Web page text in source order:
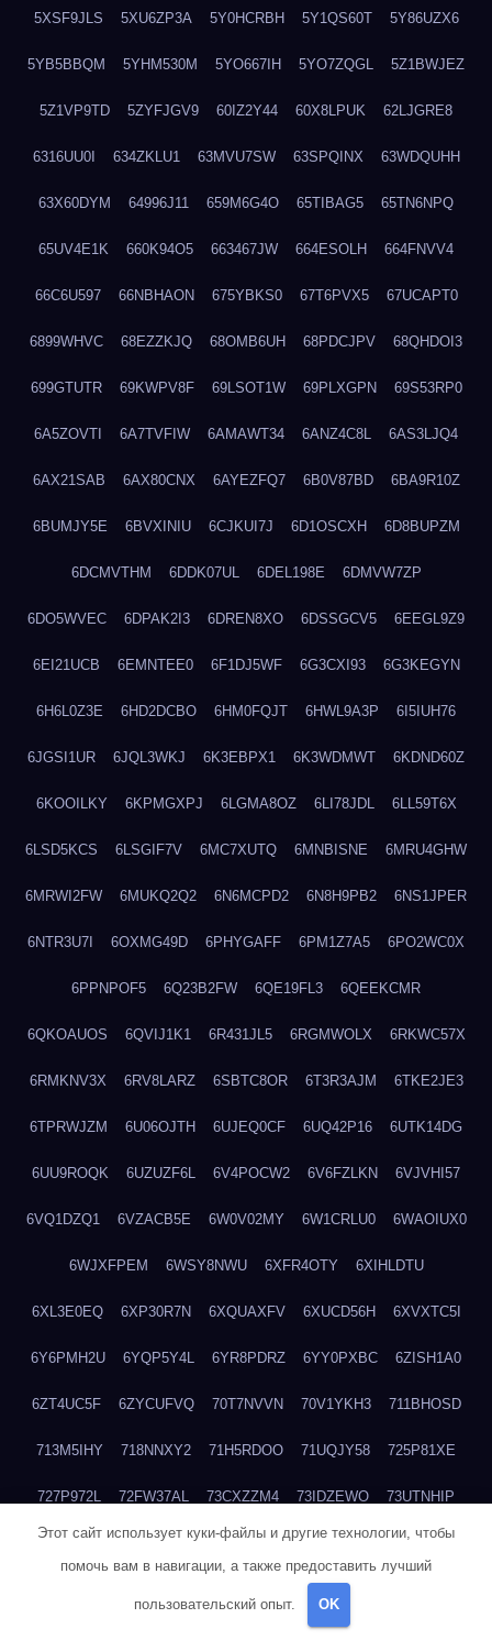
5XSF9JLS 5XU6ZP3A 5Y0HCRBH 5Y1QS60T 5Y86UZX6
5YB5BBQM 5YHM530M 5YO667IH 5YO7ZQGL 5Z1BWJEZ
5Z1VP9TD 5ZYFJGV9 60IZ2Y44 60X8LPUK 62LJGRE8
6316UU0I 634ZKLU1 63MVU7SW 63SPQINX 63WDQUHH
63X60DYM 64996J11 659M6G4O 65TIBAG5 65TN6NPQ
65UV4E1K 660K94O5 663467JW 664ESOLH 664FNVV4
66C6U597 66NBHAON 675YBKS0 67T6PVX5 67UCAPT0
6899WHVC 68EZZKJQ 68OMB6UH 68PDCJPV 68QHDOI3
699GTUTR 69KWPV8F 69LSOT1W 69PLXGPN 69S53RP0
6A5ZOVTI 6A7TVFIW 6AMAWT34 6ANZ4C8L 6AS3LJQ4
6AX21SAB 6AX80CNX 6AYEZFQ7 6B0V87BD 6BA9R10Z
6BUMJY5E 6BVXINIU 6CJKUI7J 6D1OSCXH 6D8BUPZM
6DCMVTHM 6DDK07UL 6DEL198E 6DMVW7ZP
6DO5WVEC 6DPAK2I3 6DREN8XO 6DSSGCV5 6EEGL9Z9
6EI21UCB 6EMNTEE0 6F1DJ5WF 6G3CXI93 6G3KEGYN
6H6L0Z3E 6HD2DCBO 6HM0FQJT 6HWL9A3P 6I5IUH76
6JGSI1UR 6JQL3WKJ 6K3EBPX1 6K3WDMWT 6KDND60Z
6KOOILKY 6KPMGXPJ 6LGMA8OZ 6LI78JDL 6LL59T6X
6LSD5KCS 6LSGIF7V 6MC7XUTQ 6MNBISNE 6MRU4GHW
6MRWI2FW 6MUKQ2Q2 6N6MCPD2 6N8H9PB2 6NS1JPER
6NTR3U7I 6OXMG49D 6PHYGAFF 6PM1Z7A5 6PO2WC0X
6PPNPOF5 6Q23B2FW 6QE19FL3 6QEEKCMR
6QKOAUOS 6QVIJ1K1 6R431JL5 6RGMWOLX 6RKWC57X
6RMKNV3X 6RV8LARZ 6SBTC8OR 6T3R3AJM 6TKE2JE3
6TPRWJZM 6U06OJTH 6UJEQ0CF 6UQ42P16 6UTK14DG
6UU9ROQK 6UZUZF6L 6V4POCW2 6V6FZLKN 6VJVHI57
6VQ1DZQ1 6VZACB5E 6W0V02MY 6W1CRLU0 6WAOIUX0
6WJXFPEM 6WSY8NWU 6XFR4OTY 6XIHLDTU
6XL3E0EQ 6XP30R7N 6XQUAXFV 6XUCD56H 6XVXTC5I
6Y6PMH2U 6YQP5Y4L 6YR8PDRZ 6YY0PXBC 6ZISH1A0
6ZT4UC5F 6ZYCUFVQ 70T7NVVN 70V1YKH3 711BHOSD
713M5IHY 718NNXY2 71H5RDOO 71UQJY58 725P81XE
727P972L 72FW37AL 73CXZZM4 73IDZEWO 73UTNHIP
73VKAF4E 740HGIUK 745ACL1O 74DPJX4S 74DVDXRM
76BJGQ4F
Этот сайт использует куки-файлы и другие технологии, чтобы
помочь вам в навигации, а также предоставить лучший
пользовательский опыт. OK